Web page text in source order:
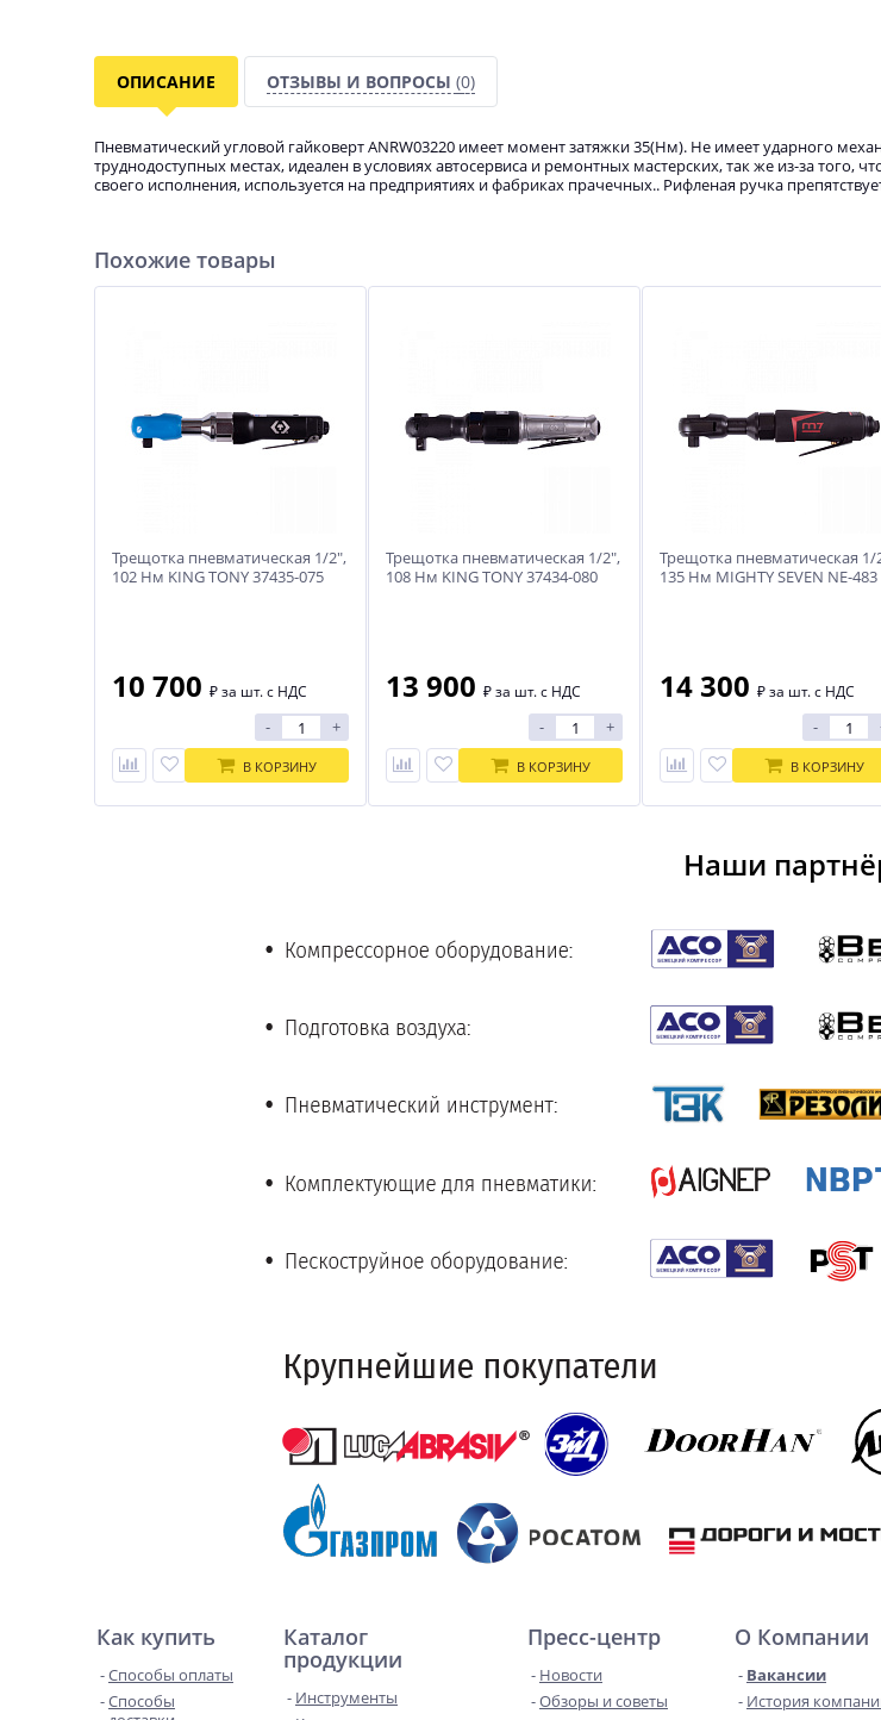
ОПИСАНИЕ ОТЗЫВЫ И ВОПРОСЫ (0)
Пневматический угловой гайковерт ANRW03220 имеет момент затяжки 35(Нм). Не имеет ударного
труднодоступных местах, идеален в условиях автосервиса и ремонтных мастерских, так же из-за того,
своего исполнения, используется на предприятиях и фабриках прачечных.. Рифленая ручка
Похожие товары
Трещотка пневматическая 1/
135 Нм MIGHTY SEVEN NE-483
14 300 ₽за шт. с НДС
-
В КОРЗИНУ
Трещотка пневматическая 1/2",
108 Нм KING TONY 37434-080
13 900 ₽за шт. с НДС
- +
В КОРЗИНУ
Трещотка пневматическая 1/2",
102 Нм KING TONY 37435-075
10 700 ₽за шт. с НДС
- +
В КОРЗИНУ
Наши
Как купить
Способы оплаты
Способы
Каталог
продукции
Инструменты
Пресс-центр
Новости
Обзоры и советы
О Компании
Вакансии
История